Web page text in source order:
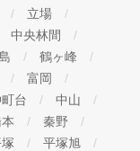
(ただし日曜・
立場
中央林間
鶴ヶ峰
富岡
台
中山
秦野
平塚旭